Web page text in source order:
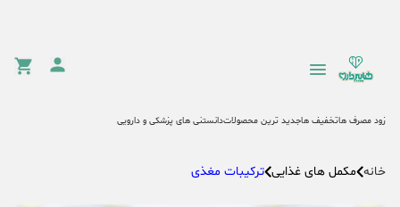
زود مصرف هاتخفیف هاجدید ترین محصولاتدانستنی های پزشکی و دارویی
خانه مکمل های غذایی ترکیبات مغذی